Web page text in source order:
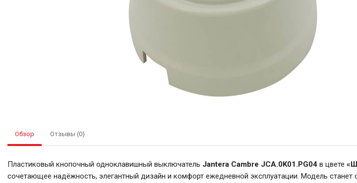
Обзор Отзывы (0)
Пластиковый кнопочный одноклавишный выключатель Jantera Cambre JCA.0K01.PG04 в цвете
сочетающее надёжность, элегантный дизайн и комфорт ежедневной эксплуатации. Модель